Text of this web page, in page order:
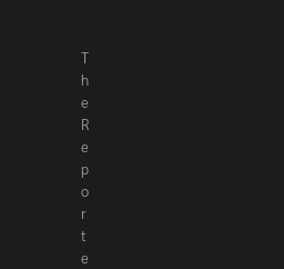
T
h
e
R
e
p
o
r
t
e